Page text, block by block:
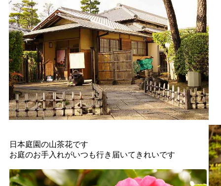
日本庭園の山茶花です
お庭のお手入れがいつも行き届いてきれいです